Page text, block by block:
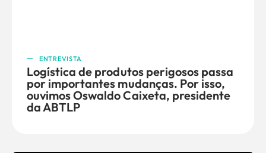
ENTREVISTA
Logística de produtos perigosos passa
por importantes mudanças. Por isso,
ouvimos Oswaldo Caixeta, presidente
da ABTLP